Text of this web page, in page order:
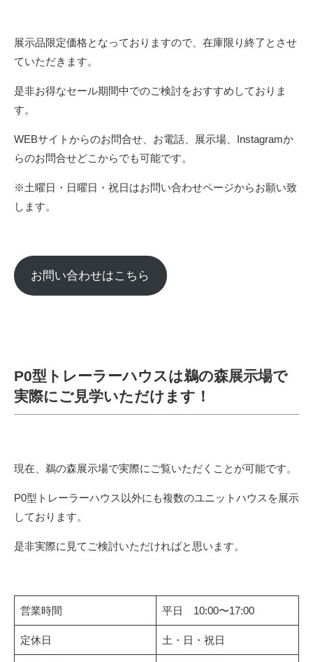
展示品限定価格となっておりますので、在庫限り終了とさせ
ていただきます。
是非お得なセール期間中でのご検討をおすすめしておりま
す。
WEBサイトからのお問合せ、お電話、展示場、Instagramか
らのお問合せどこからでも可能です。
※土曜日・日曜日・祝日はお問い合わせページからお願い致
します。
お問い合わせはこちら
P0型トレーラーハウスは鵜の森展示場で
実際にご見学いただけます！
現在、鵜の森展示場で実際にご覧いただくことが可能です。
P0型トレーラーハウス以外にも複数のユニットハウスを展示
しております。
是非実際に見てご検討いただければと思います。
営業時間 平日 10:00〜17:00
定休日 土・日・祝日